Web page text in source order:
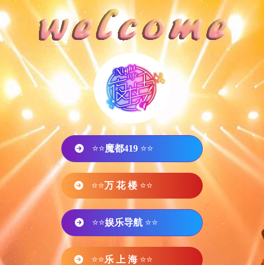
⭐⭐魔都419 ⭐⭐
⭐⭐万 花 楼 ⭐⭐
⭐⭐娱乐导航 ⭐⭐
⭐⭐乐 上 海 ⭐⭐